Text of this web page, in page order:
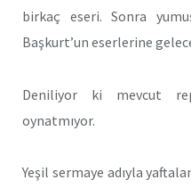
birkaç eseri. Sonra
Başkurt’un eserlerine
Deniliyor ki mevcut
oynatmıyor.
Yeşil sermaye adıyla